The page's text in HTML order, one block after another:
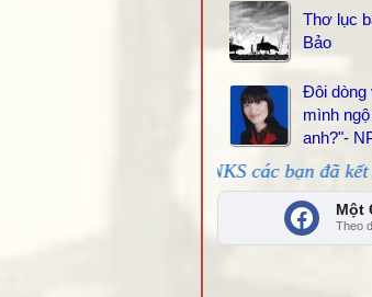
Thơ lục
Bảo
Đôi dòng
mình
anh?"-
THANKS các bạn đã kết nối, share
Một
Theo